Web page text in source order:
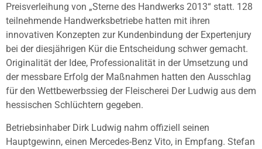
Preisverleihung von „Sterne des Handwerks 2013“ statt. 128
teilnehmende Handwerksbetriebe hatten mit ihren
innovativen Konzepten zur Kundenbindung der Expertenjury
bei der diesjährigen Kür die Entscheidung schwer gemacht.
Originalität der Idee, Professionalität in der Umsetzung und
der messbare Erfolg der Maßnahmen hatten den Ausschlag
für den Wettbewerbssieg der Fleischerei Der Ludwig aus dem
hessischen Schlüchtern gegeben.
Betriebsinhaber Dirk Ludwig nahm offiziell seinen
Hauptgewinn, einen Mercedes-Benz Vito, in Empfang. Stefan